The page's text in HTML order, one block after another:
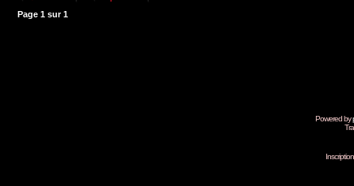
Page 1 sur1
Powered by